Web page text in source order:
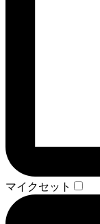
マイクセット